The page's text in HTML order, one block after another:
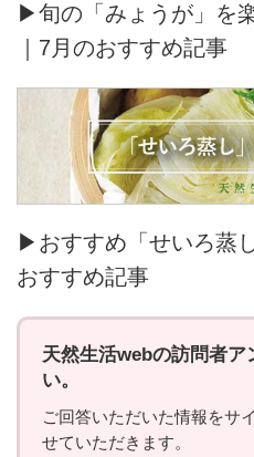
▶旬の「みょうが」を
｜7月のおすすめ記事
▶おすすめ「せいろ蒸
おすすめ記事